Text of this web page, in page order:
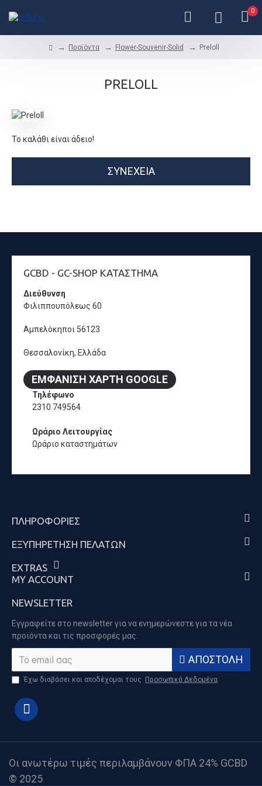
0
Προϊόντα Flower-Souvenir-Solid Preloll
PRELOLL
Το καλάθι είναι άδειο!
ΣΥΝΈΧΕΙΑ
GCBD - GC-SHOP ΚΑΤΆΣΤΗΜΑ
Διεύθυνση
Φιλιππουπόλεως 60
Αμπελόκηποι 56123
Θεσσαλονίκη, Ελλάδα
ΕΜΦΆΝΙΣΗ ΧΆΡΤΗ GOOGLE
Τηλέφωνο
2310 749564
Ωράριο Λειτουργίας
Ωράριο καταστημάτων
ΠΛΗΡΟΦΟΡΊΕΣ
ΕΞΥΠΗΡΈΤΗΣΗ ΠΕΛΑΤΏΝ
EXTRAS
MY ACCOUNT
NEWSLETTER
Εγγραφείτε στο newsletter για να ενημερώνεστε για τα νέα
προϊόντα και τις προσφορές μας.
ΑΠΟΣΤΟΛΉ
Έχω διαβάσει και αποδέχομαι τους Προσωπικά Δεδομένα
Οι ανωτέρω τιμές περιλαμβάνουν ΦΠΑ 24% GCBD
© 2025